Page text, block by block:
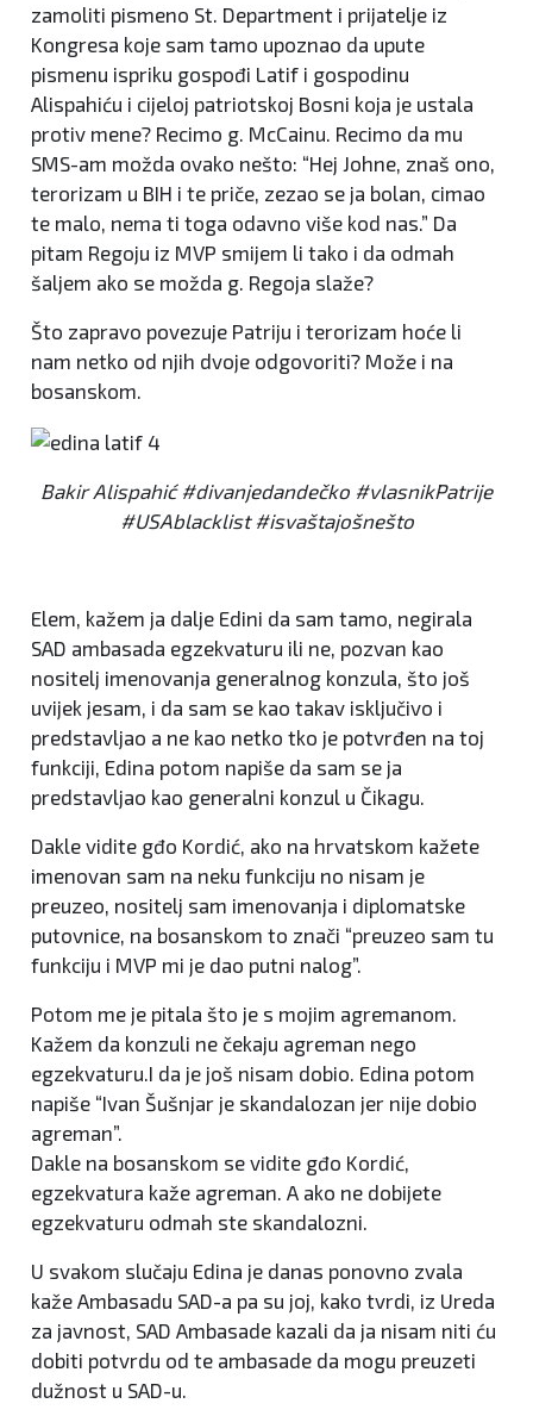
zamoliti pismeno St. Department i prijatelje iz
Kongresa koje sam tamo upoznao da upute
pismenu ispriku gospođi Latif i gospodinu
Alispahiću i cijeloj patriotskoj Bosni koja je ustala
protiv mene? Recimo g. McCainu. Recimo da mu
SMS-am možda ovako nešto: “Hej Johne, znaš ono,
terorizam u BIH i te priče, zezao se ja bolan, cimao
te malo, nema ti toga odavno više kod nas.” Da
pitam Regoju iz MVP smijem li tako i da odmah
šaljem ako se možda g. Regoja slaže?
Što zapravo povezuje Patriju i terorizam hoće li
nam netko od njih dvoje odgovoriti? Može i na
bosanskom.
Bakir Alispahić #divanjedandečko #vlasnikPatrije
#USAblacklist #isvaštajošnešto
Elem, kažem ja dalje Edini da sam tamo, negirala
SAD ambasada egzekvaturu ili ne, pozvan kao
nositelj imenovanja generalnog konzula, što još
uvijek jesam, i da sam se kao takav isključivo i
predstavljao a ne kao netko tko je potvrđen na toj
funkciji, Edina potom napiše da sam se ja
predstavljao kao generalni konzul u Čikagu.
Dakle vidite gđo Kordić, ako na hrvatskom kažete
imenovan sam na neku funkciju no nisam je
preuzeo, nositelj sam imenovanja i diplomatske
putovnice, na bosanskom to znači “preuzeo sam tu
funkciju i MVP mi je dao putni nalog”.
Potom me je pitala što je s mojim agremanom.
Kažem da konzuli ne čekaju agreman nego
egzekvaturu.I da je još nisam dobio. Edina potom
napiše “Ivan Šušnjar je skandalozan jer nije dobio
agreman”.
Dakle na bosanskom se vidite gđo Kordić,
egzekvatura kaže agreman. A ako ne dobijete
egzekvaturu odmah ste skandalozni.
U svakom slučaju Edina je danas ponovno zvala
kaže Ambasadu SAD-a pa su joj, kako tvrdi, iz Ureda
za javnost, SAD Ambasade kazali da ja nisam niti ću
dobiti potvrdu od te ambasade da mogu preuzeti
dužnost u SAD-u.